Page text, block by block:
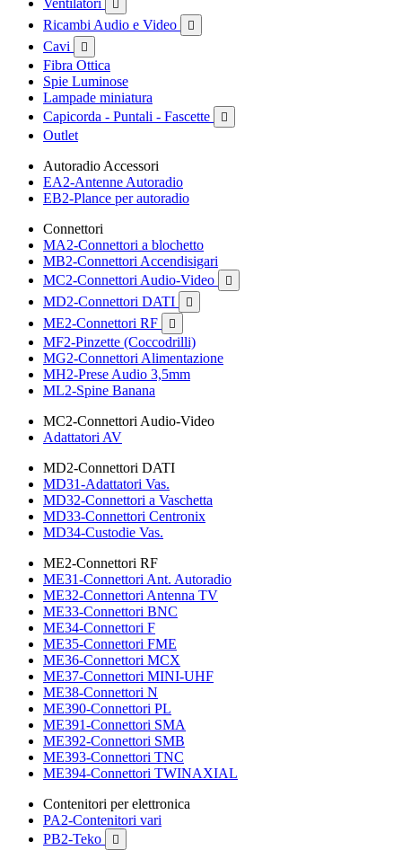
Ventilatori 
Ricambi Audio e Video 
Cavi 
Fibra Ottica
Spie Luminose
Lampade miniatura
Capicorda - Puntali - Fascette

Outlet
Autoradio Accessori
EA2-Antenne Autoradio
EB2-Plance per autoradio
Connettori
MA2-Connettori a blochetto
MB2-Connettori Accendisigari
MC2-Connettori Audio-Video

MD2-Connettori DATI 
ME2-Connettori RF 
MF2-Pinzette (Coccodrilli)
MG2-Connettori Alimentazione
MH2-Prese Audio 3,5mm
ML2-Spine Banana
MC2-Connettori Audio-Video
Adattatori AV
MD2-Connettori DATI
MD31-Adattatori Vas.
MD32-Connettori a Vaschetta
MD33-Connettori Centronix
MD34-Custodie Vas.
ME2-Connettori RF
ME31-Connettori Ant. Autoradio
ME32-Connettori Antenna TV
ME33-Connettori BNC
ME34-Connettori F
ME35-Connettori FME
ME36-Connettori MCX
ME37-Connettori MINI-UHF
ME38-Connettori N
ME390-Connettori PL
ME391-Connettori SMA
ME392-Connettori SMB
ME393-Connettori TNC
ME394-Connettori TWINAXIAL
Contenitori per elettronica
PA2-Contenitori vari
PB2-Teko
